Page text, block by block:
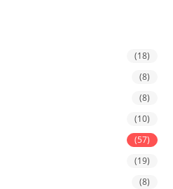
(18)
(8)
(8)
(10)
(57)
(19)
(8)